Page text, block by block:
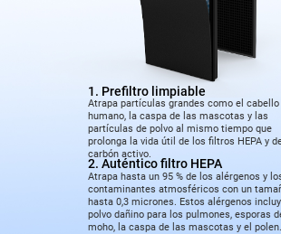
1. Prefiltro limpiable
Atrapa partículas grandes como el cabello
humano, la caspa de las mascotas y las
partículas de polvo al mismo tiempo que
prolonga la vida útil de los filtros HEPA y
carbón activo.
2. Auténtico filtro HEPA
Atrapa hasta un 95 % de los alérgenos y
contaminantes atmosféricos con un
hasta 0,3 micrones. Estos alérgenos
polvo dañino para los pulmones, esporas
moho, la caspa de las mascotas y el polen.